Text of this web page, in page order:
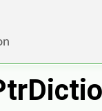
Foundation